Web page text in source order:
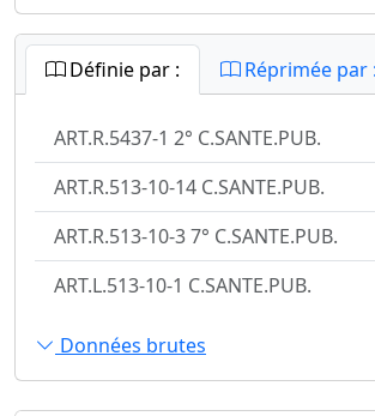
Définie par : Réprimée par :
ART.R.5437-1 2° C.SANTE.PUB.
ART.R.513-10-14 C.SANTE.PUB.
ART.R.513-10-3 7° C.SANTE.PUB.
ART.L.513-10-1 C.SANTE.PUB.
Données brutes